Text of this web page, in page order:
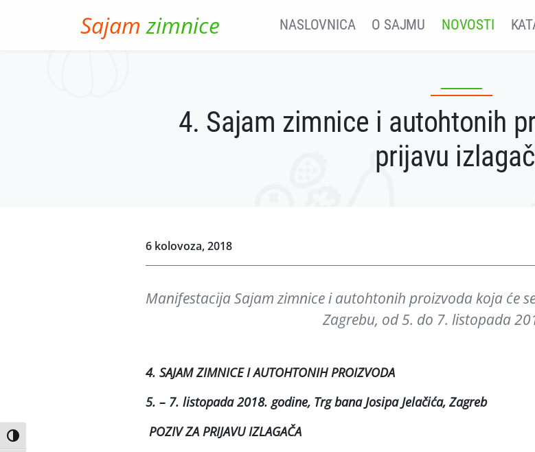
Uključi / isključi visoki kontrast
Sajam zimnice NASLOVNICA O SAJMU NOVOSTI
4. Sajam zimnice i autohtonih
prijavu
6 kolovoza, 2018
Manifestacija Sajam zimnice i autohtonih proizvoda koja će
Zagrebu, od 5. do 7. listopada
4. SAJAM ZIMNICE I AUTOHTONIH PROIZVODA
5. – 7. listopada 2018. godine, Trg bana Josipa Jelačića, Zagreb
POZIV ZA PRIJAVU IZLAGAČA